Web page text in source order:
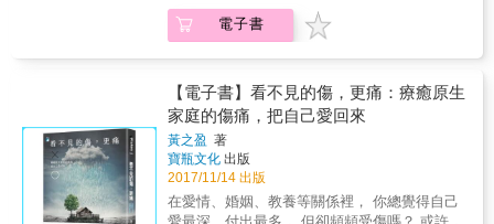
並照顧想壓抑下去的感受 三十二、學習「恰如
其分」地照顧自己 三十三、直視痛苦，接受如
其所是 三十四、學著視自己若珍寶 三十五、建
找到妳自己可以滋養伴侶的方式 三十八、練習
用自己喜歡的方式，擔任各種角色
十一、不斷地摘下偏見的眼鏡 十二、昇華版的
陽剛 十三、昇華版的陰柔 十四、信任妳自己
做自己心靈的好媽媽 十八、培養對他人言行的
觀察 十九、時常觀照自己內心的感受與想法 二
十、練習「不批判、不交換」 二十一、學習接
納不完美的自己 二十二、平衡且全面地認識自
己 二十三、享受平凡的小幸福 二十四、練習分
辨「感受」不等於「事實」 二十五、把「不完
美的自己」接回來 二十六、山不轉，路轉。跌
快樂，甚至很痛苦，這就值得確認也值得關
注。 & 放下「無論如何他還是我老公」的障眼
法，試著像單身時一樣直覺的面對，你一下就
會看出問題&mdash;&mdash;你失去了愛。然
後，從年輕時就會的失戀求生的種種智慧和能
力，才可能啟動。「婚內失戀」比單身失戀更
複雜又難處理，一切都還是要從面對失戀的本
質開始，才有機會改變處境。 & 說有感覺的
話。做有意義的行動。拒絕被無愛婚姻的黑洞
吞沒。
院長）有感推薦！（依姓氏筆劃順序排列） &
27種暖心疼惜，愛回你自己。 & ‧當母親守著空
婚」的大人。 ‧當孩子成為父母的傳聲筒&rarr;
孩子成為「掌控型」的大人。 ‧當父母離婚
&rarr;孩子成為「依賴別人卻又嫌棄別人」的大
人。 ‧當孩子被迫選邊站&rarr;孩子成為「火山
爆發型」的大人。 ‧當孩子被貶低&rarr;孩子成
為「情緒勒索他人」的大人。 ‧未被好好愛的孩
子&rarr;成為「在別人拒絕前，先拒絕別人」的
電子書
【電子書】看不見的傷，更痛：療癒原生
家庭的傷痛，把自己愛回來
黃之盈 著
寶瓶文化 出版
2017/11/14 出版
在愛情、婚姻、教養等關係裡， 你總覺得自己